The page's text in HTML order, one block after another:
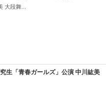
大段舞...
生「青春ガールズ」公演 中川紘美